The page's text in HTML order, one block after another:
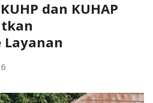
dan KUHAP
Layanan